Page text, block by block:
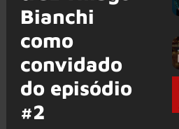
Bianchi
como
convidado
do episódio
#2